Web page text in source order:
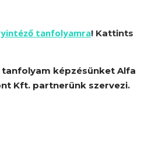
tanfolyamra! Kattints
képzésünket Alfa
Kft. partnerünk szervezi.